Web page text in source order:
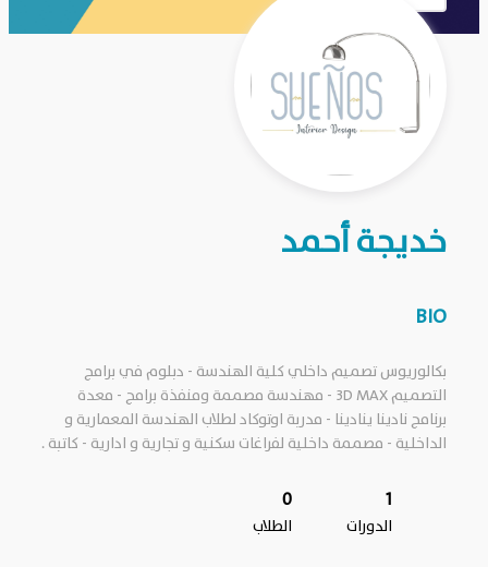
خديجة أحمد
BIO
بكالوريوس تصميم داخلي كلية الهندسة - دبلوم في برامج
التصميم 3D MAX - مهندسة مصممة ومنفذة برامج - معدة
برنامج نادينا ينادينا - مدربة اوتوكاد لطلاب الهندسة المعمارية و
الداخلية - مصممة داخلية لفراغات سكنية و تجارية و ادارية - كاتبة .
1
الدورات
0
الطلاب